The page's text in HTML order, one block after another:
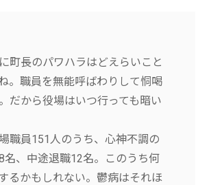
町長のパワハラはどえらいこと
。職員を無能呼ばわりして恫喝
だから役場はいつ行っても暗い
職員151人のうち、心神不調の
名、中途退職12名。このうち何
るかもしれない。鬱病はそれほ